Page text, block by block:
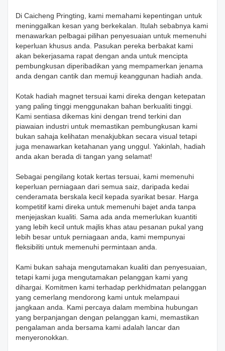
Di Caicheng Pringting, kami memahami kepentingan untuk
meninggalkan kesan yang berkekalan. Itulah sebabnya kami
menawarkan pelbagai pilihan penyesuaian untuk memenuhi
keperluan khusus anda. Pasukan pereka berbakat kami
akan bekerjasama rapat dengan anda untuk mencipta
pembungkusan diperibadikan yang mempamerkan jenama
anda dengan cantik dan memuji keanggunan hadiah anda.
Kotak hadiah magnet tersuai kami direka dengan ketepatan
yang paling tinggi menggunakan bahan berkualiti tinggi.
Kami sentiasa dikemas kini dengan trend terkini dan
piawaian industri untuk memastikan pembungkusan kami
bukan sahaja kelihatan menakjubkan secara visual tetapi
juga menawarkan ketahanan yang unggul. Yakinlah, hadiah
anda akan berada di tangan yang selamat!
Sebagai pengilang kotak kertas tersuai, kami memenuhi
keperluan perniagaan dari semua saiz, daripada kedai
cenderamata berskala kecil kepada syarikat besar. Harga
kompetitif kami direka untuk memenuhi bajet anda tanpa
menjejaskan kualiti. Sama ada anda memerlukan kuantiti
yang lebih kecil untuk majlis khas atau pesanan pukal yang
lebih besar untuk perniagaan anda, kami mempunyai
fleksibiliti untuk memenuhi permintaan anda.
Kami bukan sahaja mengutamakan kualiti dan penyesuaian,
tetapi kami juga mengutamakan pelanggan kami yang
dihargai. Komitmen kami terhadap perkhidmatan pelanggan
yang cemerlang mendorong kami untuk melampaui
jangkaan anda. Kami percaya dalam membina hubungan
yang berpanjangan dengan pelanggan kami, memastikan
pengalaman anda bersama kami adalah lancar dan
menyeronokkan.